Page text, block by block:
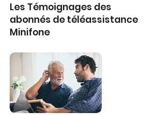
Les Témoignages des
abonnés de téléassistance
Minifone